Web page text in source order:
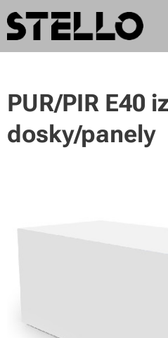
PUR/PIR E40
dosky/panely